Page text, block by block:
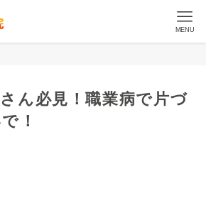
MENU
ん必見！職業病で片づ
！